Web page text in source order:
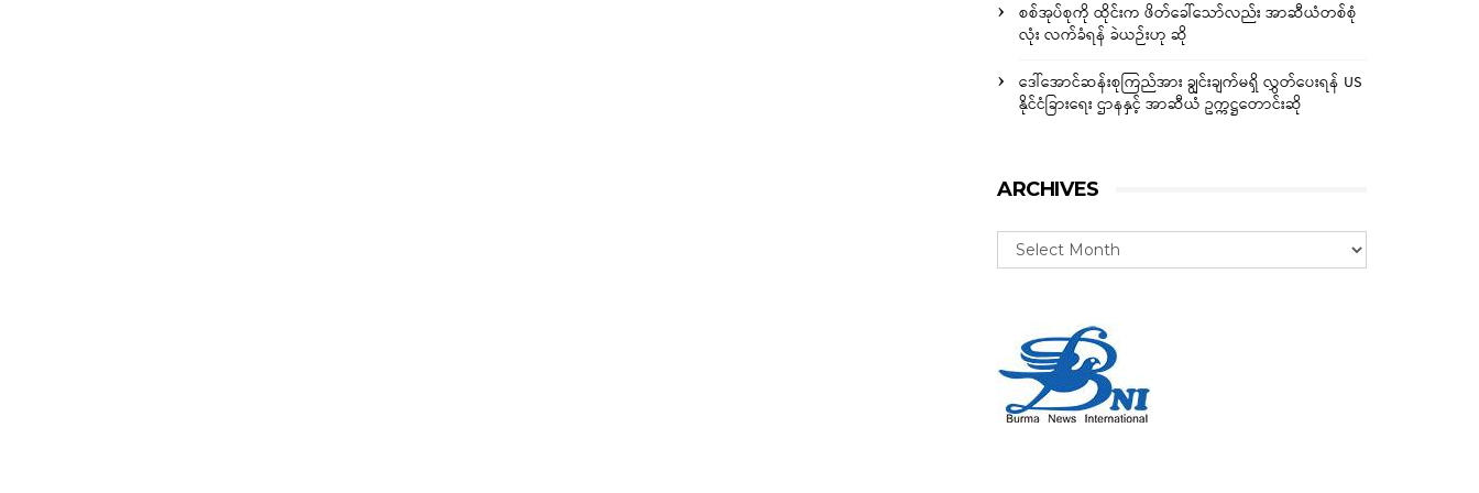
စစ်အုပ်စုကို ထိုင်းက ဖိတ်ခေါ်သော်လည်း အာဆီယံတစ်စုံ
လုံး လက်ခံရန် ခဲယဉ်းဟု ဆို
ဒေါ်အောင်ဆန်းစုကြည်အား ချွင်းချက်မရှိ လွှတ်ပေးရန် US
နိုင်ငံခြားရေး ဌာနနှင့် အာဆီယံ ဥက္ကဋ္ဌတောင်းဆို
ARCHIVES